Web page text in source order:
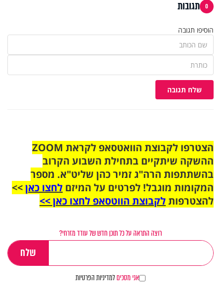
0 תגובות
הוסיפו תגובה
שלח תגובה
הצטרפו לקבוצת הוואטסאפ לקראת ZOOM
ההשקה שיתקיים בתחילת השבוע הקרוב
בהשתתפות הרה"ג זמיר כהן שליט"א. מספר
המקומות מוגבל! לפרטים על המיזם לחצו כאן>>
להצטרפותלקבוצת הווטסאפ לחצו כאן >>
רוצה התראה על כל תוכן חדש של עודד מזרחי?
אני מסכיםלמדיניות הפרטיות